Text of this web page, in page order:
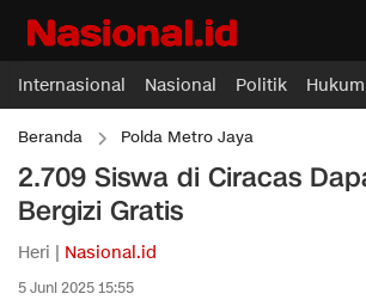
Internasional Nasional Politik
Beranda Polda Metro Jaya
2.709 Siswa di Ciracas
Bergizi Gratis
Heri | Nasional.id
5 Juni 2025 15:55